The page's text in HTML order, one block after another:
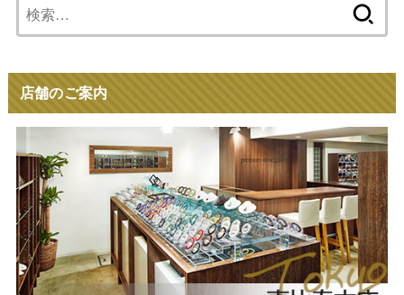
索:
店舗のご案内